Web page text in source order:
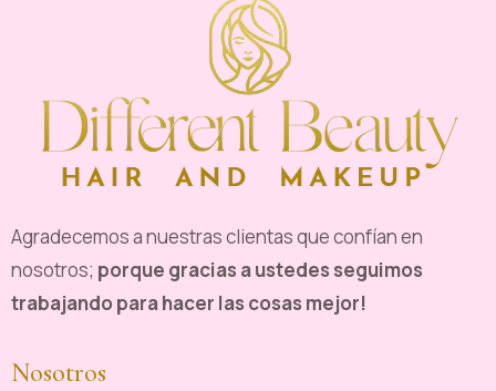
Agradecemos a nuestras clientas que confían en
nosotros; porque gracias a ustedes seguimos
trabajando para hacer las cosas mejor!
Nosotros